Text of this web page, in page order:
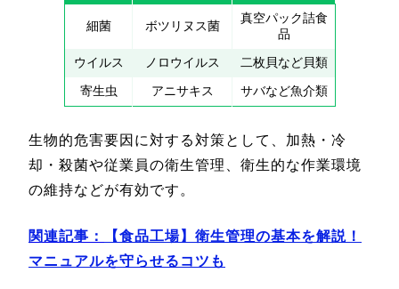
細菌 ボツリヌス菌
真空パック詰食
品
ウイルス
ノロウイルス
二枚貝など貝類
寄生虫
アニサキス サバなど魚介類
生物的危害要因に対する対策として、加熱・冷
却・殺菌や従業員の衛生管理、衛生的な作業環境
の維持などが有効です。
関連記事：
【食品工場】衛生管理の基本を解説！
マニュアルを守らせるコツも